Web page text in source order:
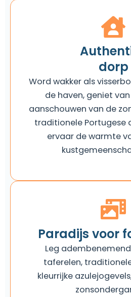
dorp
Word wakker als
de haven, geniet
aanschouwen van de
traditionele Portugese
ervaar de warmte
Paradijs voor
Leg
taferelen,
kleurrijke